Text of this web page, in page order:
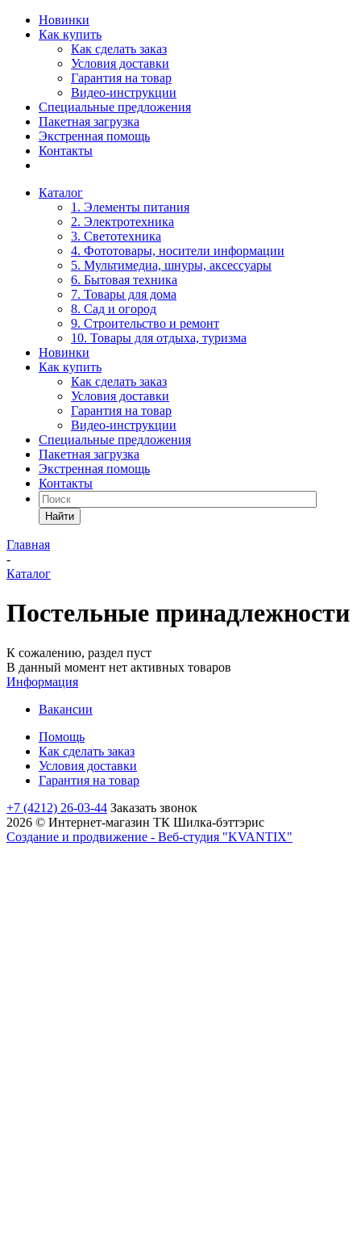
Новинки
Как купить
Как сделать заказ
Условия доставки
Гарантия на товар
Видео-инструкции
Специальные предложения
Пакетная загрузка
Экстренная помощь
Контакты
Каталог
1. Элементы питания
2. Электротехника
3. Светотехника
4. Фототовары, носители информации
5. Мультимедиа, шнуры, аксессуары
6. Бытовая техника
7. Товары для дома
8. Сад и огород
9. Строительство и ремонт
10. Товары для отдыха, туризма
Новинки
Как купить
Как сделать заказ
Условия доставки
Гарантия на товар
Видео-инструкции
Специальные предложения
Пакетная загрузка
Экстренная помощь
Контакты
Найти
Главная
-
Каталог
Постельные принадлежности
К сожалению, раздел пуст
В данный момент нет активных товаров
Информация
Вакансии
Помощь
Как сделать заказ
Условия доставки
Гарантия на товар
+7 (4212) 26-03-44 Заказать звонок
2026 © Интернет-магазин ТК Шилка-бэттэрис
Создание и продвижение - Веб-студия "KVANTIX"